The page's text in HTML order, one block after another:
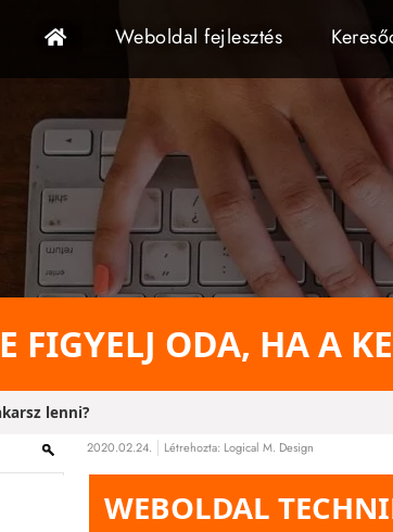
Főoldal Weboldal fejlesztés
FIGYELJ ODA, HA A
lenni?
2020.02.24. Létrehozta: Logical M. Design
WEBOLDAL